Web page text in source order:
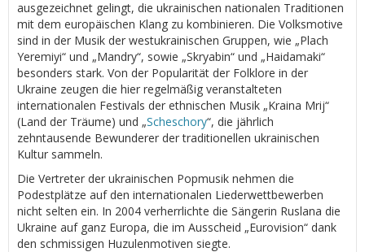
ausgezeichnet gelingt, die ukrainischen nationalen Traditionen
mit dem europäischen Klang zu kombinieren. Die Volksmotive
sind in der Musik der westukrainischen Gruppen, wie „Plach
Yeremiyi“ und „Mandry“, sowie „Skryabin“ und „Haidamaki“
besonders stark. Von der Popularität der Folklore in der
Ukraine zeugen die hier regelmäßig veranstalteten
internationalen Festivals der ethnischen Musik „Kraina Mrij“
(Land der Träume) und „Scheschory“, die jährlich
zehntausende Bewunderer der traditionellen ukrainischen
Kultur sammeln.
Die Vertreter der ukrainischen Popmusik nehmen die
Podestplätze auf den internationalen Liederwettbewerben
nicht selten ein. In 2004 verherrlichte die Sängerin Ruslana die
Ukraine auf ganz Europa, die im Ausscheid „Eurovision“ dank
den schmissigen Huzulenmotiven siegte.